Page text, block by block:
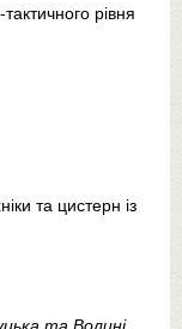
рівня
та цистерн із
та Волині